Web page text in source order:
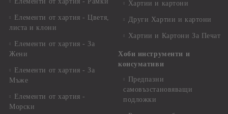
Елементи от хартия - Цветя,
листа и клони
Елементи от хартия - За
Жени
Елементи от хартия - За
Мъже
Елементи от хартия -
Морски
Хартии и картони
Други Хартии и картони
Хартии и Картони За Печат
Хоби инструменти и
консумативи
Предпазни
самовъзстановяващи
подложки